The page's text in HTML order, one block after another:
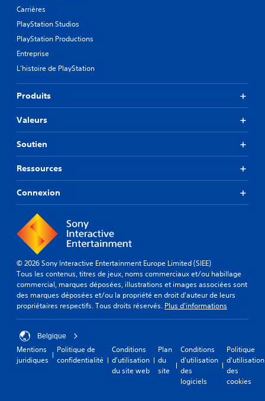
Carrières
PlayStation Studios
PlayStation Productions
Entreprise
L'histoire de PlayStation
Produits
Valeurs
Soutien
Ressources
Connexion
© 2026 Sony Interactive Entertainment Europe Limited (SIEE)
Tous les contenus, titres de jeux, noms commerciaux et/ou habillage
commercial, marques déposées, illustrations et images associées sont
des marques déposées et/ou la propriété en droit d'auteur de leurs
propriétaires respectifs. Tous droits réservés. Plus d'informations
Belgique
Mentions
juridiques
Politique de
confidentialité
Conditions
d'utilisation
du site web
Plan
du
site
Conditions
d'utilisation
des
logiciels
Politique
d'utilisation
des
cookies